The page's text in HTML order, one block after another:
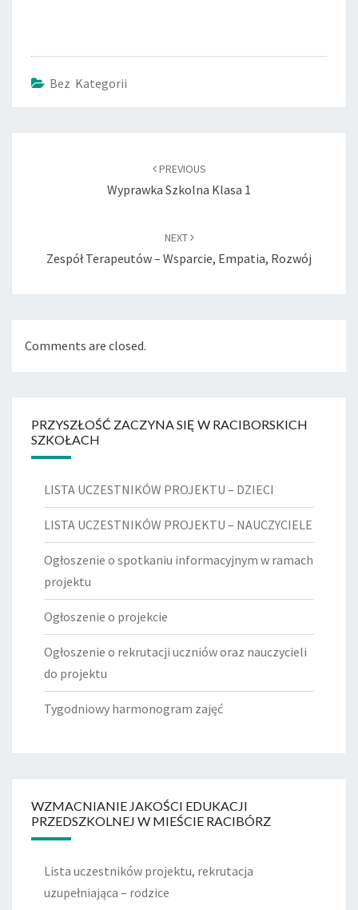
Bez Kategorii
PREVIOUS
Wyprawka Szkolna Klasa 1
NEXT
Zespół Terapeutów – Wsparcie, Empatia, Rozwój
Comments are closed.
PRZYSZŁOŚĆ ZACZYNA SIĘ W RACIBORSKICH
SZKOŁACH
LISTA UCZESTNIKÓW PROJEKTU – DZIECI
LISTA UCZESTNIKÓW PROJEKTU – NAUCZYCIELE
Ogłoszenie o spotkaniu informacyjnym w ramach
projektu
Ogłoszenie o projekcie
Ogłoszenie o rekrutacji uczniów oraz nauczycieli
do projektu
Tygodniowy harmonogram zajęć
WZMACNIANIE JAKOŚCI EDUKACJI
PRZEDSZKOLNEJ W MIEŚCIE RACIBÓRZ
Lista uczestników projektu, rekrutacja
uzupełniająca – rodzice